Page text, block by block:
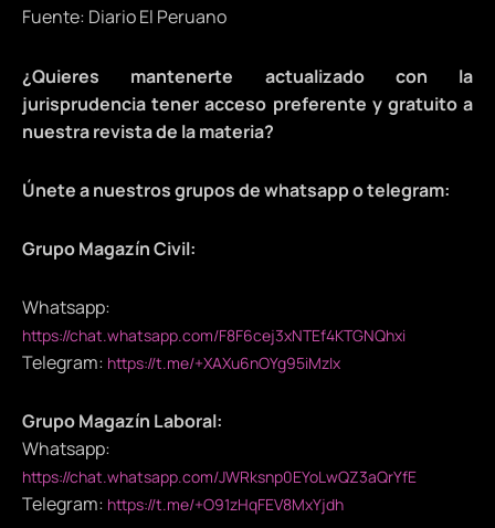
Fuente: Diario El Peruano
¿Quieres mantenerte actualizado con la
jurisprudencia tener acceso preferente y gratuito a
nuestra revista de la materia?
Únete a nuestros grupos de whatsapp o telegram:
Grupo Magazín Civil:
Whatsapp:
https://chat.whatsapp.com/F8F6cej3xNTEf4KTGNQhxi
Telegram: https://t.me/+XAXu6nOYg95iMzIx
Grupo Magazín Laboral:
Whatsapp:
https://chat.whatsapp.com/JWRksnp0EYoLwQZ3aQrYfE
Telegram: https://t.me/+O91zHqFEV8MxYjdh